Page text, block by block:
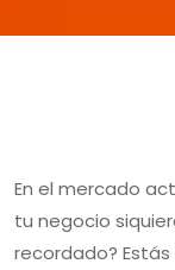
En el mercado
tu negocio
recordado?